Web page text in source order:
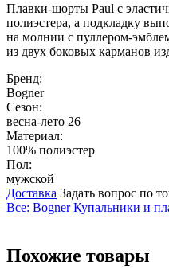
Плавки-шорты Paul с
полиэстера, а подкладку
на молнии с пуллером-
из двух боковых карманов
Бренд:
Bogner
Сезон:
весна-лето 26
Материал:
100% полиэстер
Пол:
мужской
Доставка Задать вопрос по
Все: Bogner Купальники и
Похожие товары